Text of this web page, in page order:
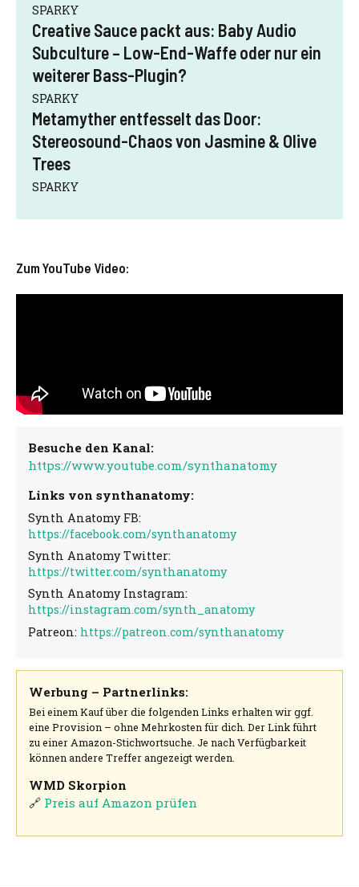
SPARKY
Creative Sauce packt aus: Baby Audio
Subculture – Low-End-Waffe oder nur ein
weiterer Bass-Plugin?
SPARKY
Metamyther entfesselt das Door:
Stereosound-Chaos von Jasmine & Olive
Trees
SPARKY
Zum YouTube Video:
Besuche den Kanal:
https://www.youtube.com/synthanatomy
Links von synthanatomy:
Synth Anatomy FB:
https://facebook.com/synthanatomy
Synth Anatomy Twitter:
https://twitter.com/synthanatomy
Synth Anatomy Instagram:
https://instagram.com/synth_anatomy
Patreon: https://patreon.com/synthanatomy
Werbung – Partnerlinks:
Bei einem Kauf über die folgenden Links erhalten wir ggf.
eine Provision – ohne Mehrkosten für dich. Der Link führt
zu einer Amazon-Stichwortsuche. Je nach Verfügbarkeit
können andere Treffer angezeigt werden.
WMD Skorpion
🔗 Preis auf Amazon prüfen